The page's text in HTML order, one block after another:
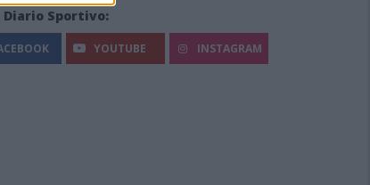
Diario Sportivo:
YOUTUBE INSTAGRAM